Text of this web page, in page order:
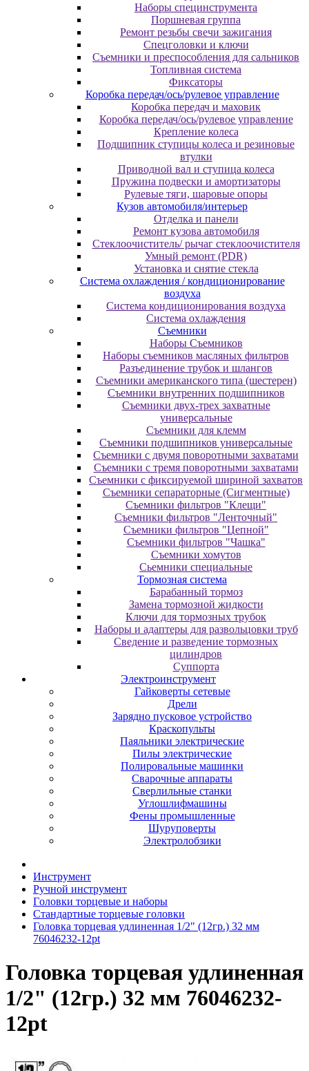
Наборы специнструмента
Поршневая группа
Ремонт резьбы свечи зажигания
Спецголовки и ключи
Съемники и преспособления для сальников
Топливная система
Фиксаторы
Коробка передач/ось/рулевое управление
Коробка передач и маховик
Коробка передач/ось/рулевое управление
Крепление колеса
Подшипник ступицы колеса и резиновые
втулки
Приводной вал и ступица колеса
Пружина подвески и амортизаторы
Рулевые тяги, шаровые опоры
Кузов автомобиля/интерьер
Отделка и панели
Ремонт кузова автомобиля
Стеклоочиститель/ рычаг стеклоочистителя
Умный ремонт (PDR)
Установка и снятие стекла
Система охлаждения / кондиционирование
воздуха
Система кондиционирования воздуха
Система охлаждения
Съемники
Наборы Съемников
Наборы съемников масляных фильтров
Разъединение трубок и шлангов
Съемники американского типа (шестерен)
Съемники внутренних подшипников
Съемники двух-трех захватные
универсальные
Съемники для клемм
Съемники подшипников универсальные
Съемники с двумя поворотными захватами
Съемники с тремя поворотными захватами
Съемники с фиксируемой шириной захватов
Съемники сепараторные (Сигментные)
Съемники фильтров "Клещи"
Съемники фильтров "Ленточный"
Съемники фильтров "Цепной"
Съемники фильтров "Чашка"
Съемники хомутов
Сьемники специальные
Тормозная система
Барабанный тормоз
Замена тормозной жидкости
Ключи для тормозных трубок
Наборы и адаптеры для развольцовки труб
Сведение и разведение тормозных
цилиндров
Суппорта
Электроинструмент
Гайковерты сетевые
Дрели
Зарядно пусковое устройство
Краскопульты
Паяльники электрические
Пилы электрические
Полировальные машинки
Сварочные аппараты
Сверлильные станки
Углошлифмашины
Фены промышленные
Шуруповерты
Электролобзики
Инструмент
Pучнoй инcтpумeнт
Гoлoвки тopцeвыe и нaбopы
Cтaндapтныe тopцeвыe гoлoвки
Головка торцевая удлиненная 1/2" (12гр.) 32 мм
76046232-12pt
Головка торцевая удлиненная
1/2" (12гр.) 32 мм 76046232-
12pt